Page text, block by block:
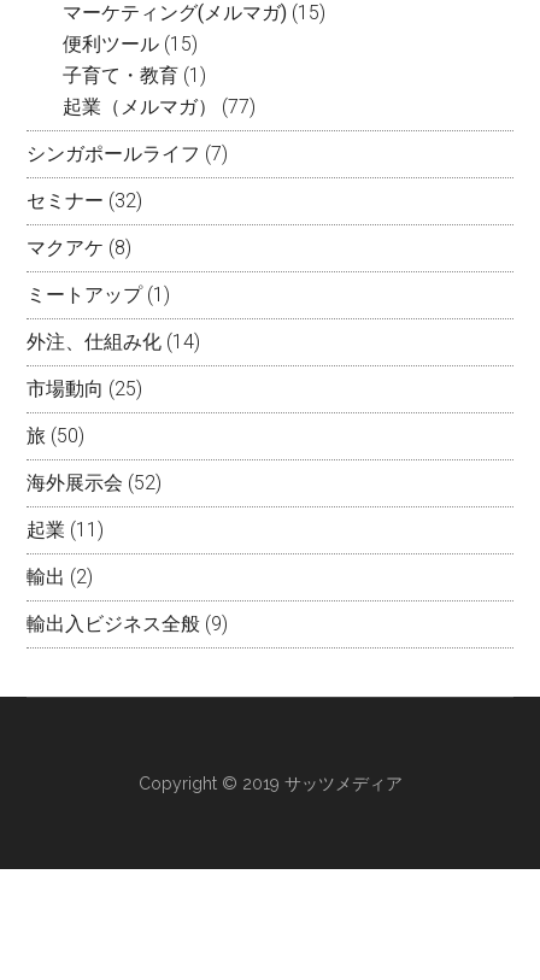
マーケティング(メルマガ) (15)
便利ツール (15)
子育て・教育 (1)
起業（メルマガ）
(77)
シンガポールライフ (7)
セミナー (32)
マクアケ (8)
ミートアップ(1)
外注、仕組み化 (14)
市場動向 (25)
旅 (50)
海外展示会 (52)
起業 (11)
輸出 (2)
輸出入ビジネス全般 (9)
Copyright © 2019 サッツメディア